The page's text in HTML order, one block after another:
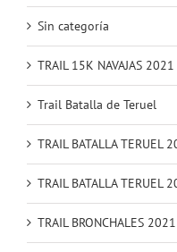
Sin categoría
TRAIL 15K NAVAJAS 2021
Trail Batalla de Teruel
TRAIL BATALLA TERUEL
TRAIL BATALLA TERUEL
TRAIL BRONCHALES 2021